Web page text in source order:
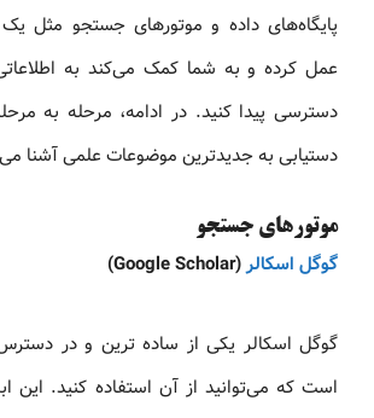
پایگاه‌های داده و موتورهای جستجو مثل یک
عمل کرده و به شما کمک می‌کند به
دسترسی پیدا کنید. در ادامه، مرحله‌ به‌
دستیابی به جدیدترین موضوعات علمی آشنا
موتورهای جستجو
گوگل اسکالر(Google Scholar)
گوگل اسکالر یکی از ساده‌ ترین و در
است که می‌توانید از آن استفاده کنید. این